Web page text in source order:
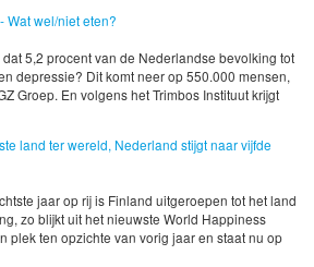
Wat wel/niet eten?
5,2 procent van de Nederlandse bevolking tot
depressie? Dit komt neer op 550.000 mensen,
Groep. En volgens het Trimbos Instituut krijgt
land ter wereld, Nederland stijgt naar vijfde
jaar op rij is Finland uitgeroepen tot het land
zo blijkt uit het nieuwste World Happiness
plek ten opzichte van vorig jaar en staat nu op